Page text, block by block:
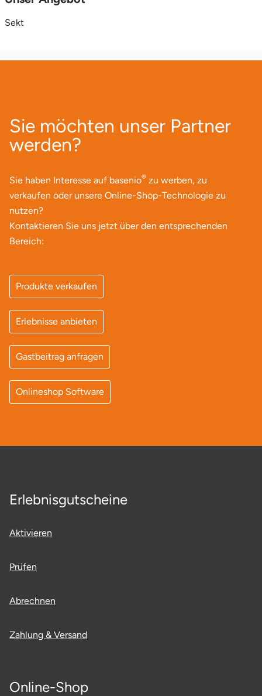
verständlich und unterhaltsam.
ausnahmslos erst ab 18 Jahren gestattet. Bei der
stattfinden.
Sekt
Sie möchten unser Partner
werden?
Sie haben Interesse auf basenio® zu werben, zu
verkaufen oder unsere Online-Shop-Technologie zu
nutzen?
Kontaktieren Sie uns jetzt über den entsprechenden
Bereich:
Produkte verkaufen
Erlebnisse anbieten
Gastbeitrag anfragen
Onlineshop Software
Erlebnisgutscheine
Aktivieren
Prüfen
Abrechnen
Zahlung & Versand
Online-Shop